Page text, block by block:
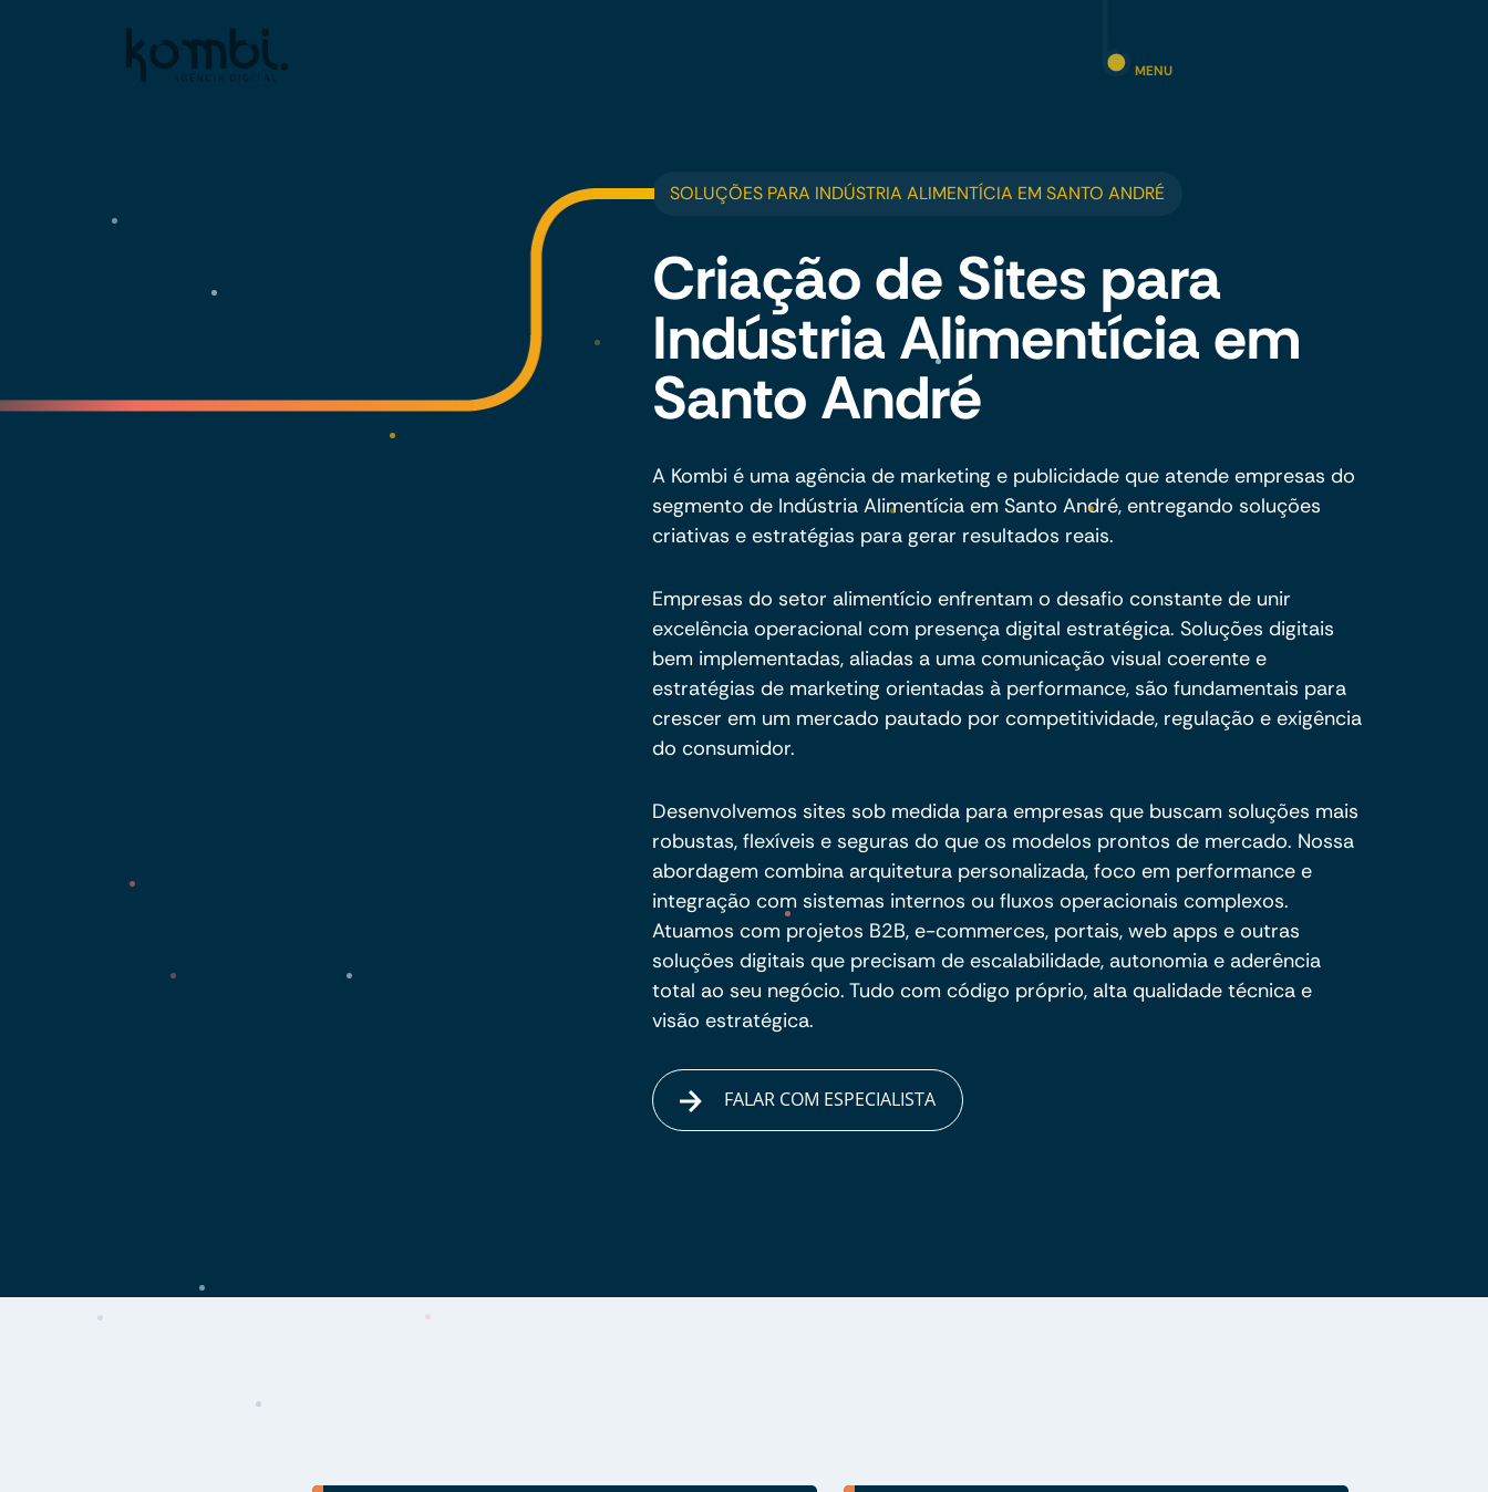
MENU
SOLUÇÕES PARA INDÚSTRIA ALIMENTÍCIA EM SANTO ANDRÉ
Criação de Sites para
Indústria Alimentícia em
Santo André
A Kombi é uma agência de marketing e publicidade que atende empresas do
segmento de Indústria Alimentícia em Santo André, entregando soluções
criativas e estratégias para gerar resultados reais.
Empresas do setor alimentício enfrentam o desafio constante de unir
excelência operacional com presença digital estratégica. Soluções digitais
bem implementadas, aliadas a uma comunicação visual coerente e
estratégias de marketing orientadas à performance, são fundamentais para
crescer em um mercado pautado por competitividade, regulação e exigência
do consumidor.
Desenvolvemos sites sob medida para empresas que buscam soluções mais
robustas, flexíveis e seguras do que os modelos prontos de mercado. Nossa
abordagem combina arquitetura personalizada, foco em performance e
integração com sistemas internos ou fluxos operacionais complexos.
Atuamos com projetos B2B, e-commerces, portais, web apps e outras
soluções digitais que precisam de escalabilidade, autonomia e aderência
total ao seu negócio. Tudo com código próprio, alta qualidade técnica e
visão estratégica.
FALAR COM ESPECIALISTA